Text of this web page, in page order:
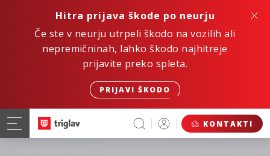
Hitra prijava škode po neurju
Če ste v neurju utrpeli škodo na vozilih ali
nepremičninah, lahko škodo najhitreje
prijavite preko spleta.
PRIJAVI ŠKODO
KONTAKTI